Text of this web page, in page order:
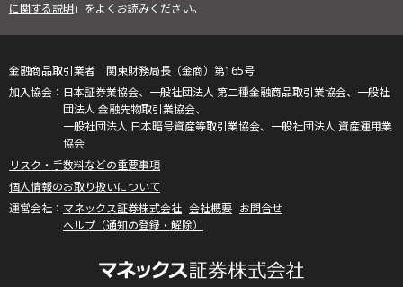
に関する説明」をよくお読みください。
金融商品取引業者 関東財務局長（金商）第165号
日本証券業協会、一般社団法人 第二種金融商品取引業協会、一般社
団法人 金融先物取引業協会、
一般社団法人 日本暗号資産等取引業協会、一般社団法人 資産運用業
協会
リスク・手数料などの重要事項
個人情報のお取り扱いについて
マネックス証券株式会社 会社概要 お問合せ
ヘルプ（通知の登録・解除）